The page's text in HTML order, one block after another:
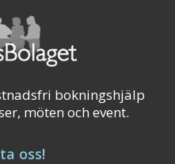
bokningshjälp
möten och event.
oss!